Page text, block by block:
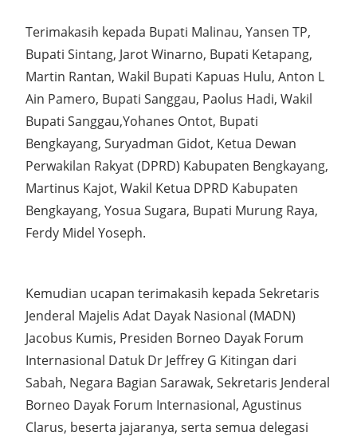
Terimakasih kepada Bupati Malinau, Yansen TP,
Bupati Sintang, Jarot Winarno, Bupati Ketapang,
Martin Rantan, Wakil Bupati Kapuas Hulu, Anton L
Ain Pamero, Bupati Sanggau, Paolus Hadi, Wakil
Bupati Sanggau,Yohanes Ontot, Bupati
Bengkayang, Suryadman Gidot, Ketua Dewan
Perwakilan Rakyat (DPRD) Kabupaten Bengkayang,
Martinus Kajot, Wakil Ketua DPRD Kabupaten
Bengkayang, Yosua Sugara, Bupati Murung Raya,
Ferdy Midel Yoseph.
Kemudian ucapan terimakasih kepada Sekretaris
Jenderal Majelis Adat Dayak Nasional (MADN)
Jacobus Kumis, Presiden Borneo Dayak Forum
Internasional Datuk Dr Jeffrey G Kitingan dari
Sabah, Negara Bagian Sarawak, Sekretaris Jenderal
Borneo Dayak Forum Internasional, Agustinus
Clarus, beserta jajaranya, serta semua delegasi